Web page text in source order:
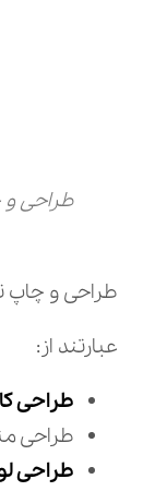
طراحی و
طراحی و چاپ
عبارتند از:
طراحی
طراحی
طراحی